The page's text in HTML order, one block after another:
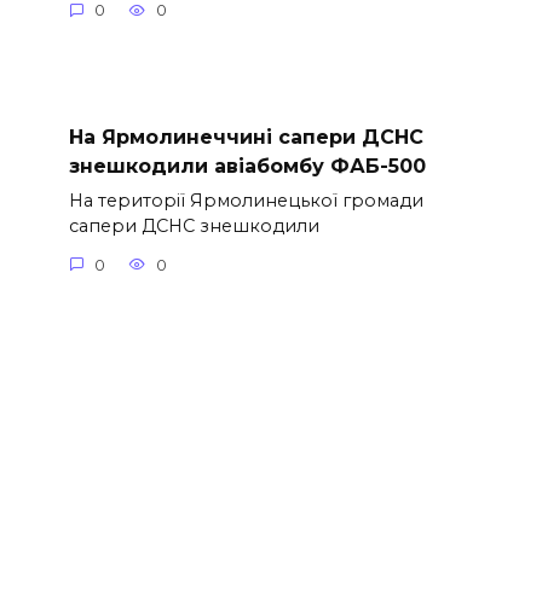
0 0
На Ярмолинеччині сапери ДСНС
знешкодили авіабомбу ФАБ-500
На території Ярмолинецької громади
сапери ДСНС знешкодили
0 0